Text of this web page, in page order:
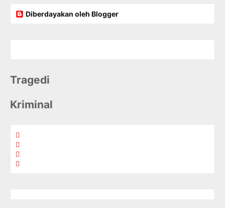
Diberdayakan oleh Blogger
Tragedi
Kriminal